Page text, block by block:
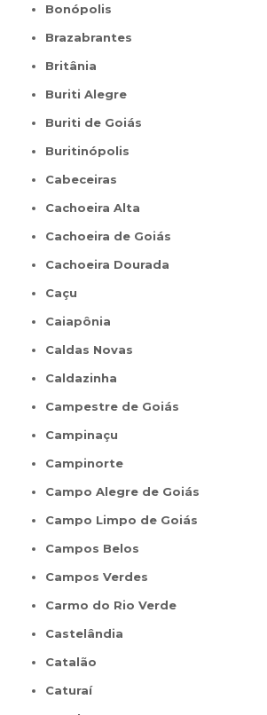
Bonópolis
Brazabrantes
Britânia
Buriti Alegre
Buriti de Goiás
Buritinópolis
Cabeceiras
Cachoeira Alta
Cachoeira de Goiás
Cachoeira Dourada
Caçu
Caiapônia
Caldas Novas
Caldazinha
Campestre de Goiás
Campinaçu
Campinorte
Campo Alegre de Goiás
Campo Limpo de Goiás
Campos Belos
Campos Verdes
Carmo do Rio Verde
Castelândia
Catalão
Caturaí